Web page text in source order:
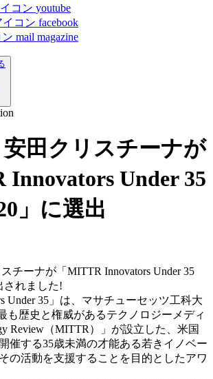
youtube
facebook
mail magazine
安田クリスチーナが
Innovators Under 35
」に選出
チーナが「MITTR Innovators Under 35
されました!
Under 35」は、マサチューセッツ工科大
も歴史と権威があるテクノロジーメディ
Review（MITTR）」が設立した、米国
催する35歳未満の才能ある若きイノベー
の活動を支援することを目的としたアワ